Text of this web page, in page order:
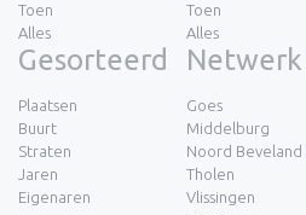
Toen
Alles
Toen
Alles
Gesorteerd
Plaatsen
Buurt
Straten
Jaren
Eigenaren
Netwerk
Goes
Middelburg
Noord Beveland
Tholen
Vlissingen